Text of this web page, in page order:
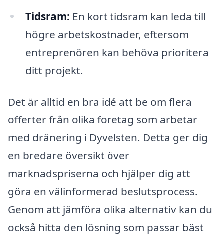
Tidsram: En kort tidsram kan leda till
högre arbetskostnader, eftersom
entreprenören kan behöva prioritera
ditt projekt.
Det är alltid en bra idé att be om flera
offerter från olika företag som arbetar
med dränering i Dyvelsten. Detta ger dig
en bredare översikt över
marknadspriserna och hjälper dig att
göra en välinformerad beslutsprocess.
Genom att jämföra olika alternativ kan du
också hitta den lösning som passar bäst